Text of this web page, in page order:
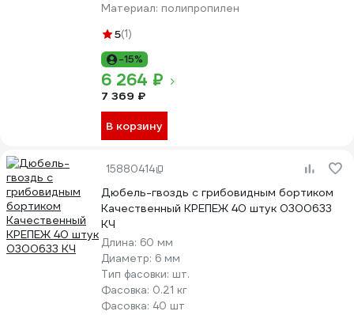
Материал: полипропилен
5(1)
-15%
6 264 ₽
7 369 ₽
В корзину
15880414
Дюбель-гвоздь с грибовидным бортиком
Качественный КРЕПЕЖ 40 штук 0300633
КЧ
Длина: 60 мм
Диаметр: 6 мм
Тип фасовки: шт.
Фасовка: 0.21 кг
Фасовка: 40 шт